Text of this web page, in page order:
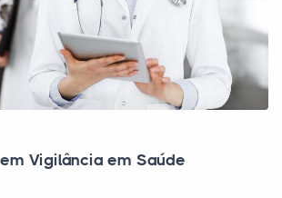
Vigilância em Saúde